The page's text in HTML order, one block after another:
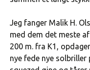
Jeg fanger Malik H.
med dem det meste
200 m. fra K1,
nye fede nye solbriller